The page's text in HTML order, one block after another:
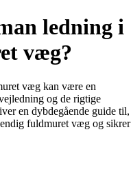
ledning i
væg?
væg kan være en
og de rigtige
en dybdegående guide til,
fuldmuret væg og sikrer